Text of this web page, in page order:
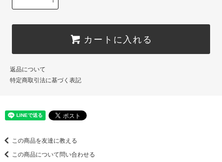
カートに入れる
返品について
特定商取引法に基づく表記
この商品を友達に教える
この商品について問い合わせる